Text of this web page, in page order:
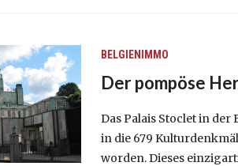
BELGIENIMMO
Der pompöse
Das Palais Stoclet in der
in die 679
worden. Dieses